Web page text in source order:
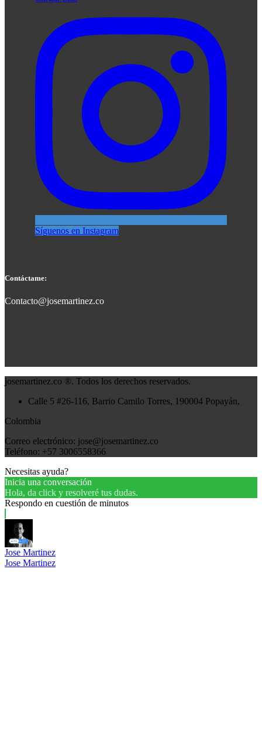
Síguenos en Instagram
Contáctame:
Contacto@josemartinez.co
josemartinez.co ®. Todos los derechos reservados.
Calle 5 #26-116, Barrio Camilo Torres, 190004 Popayán,
Colombia
Correo electrónico: jose@josemartinez.co
Teléfono: +57 3006558366
Necesitas ayuda?
Inicia una conversación
Hola, da click y resolveré tus dudas.
Respondo en cuestión de minutos
Jose Martinez
Jose Martinez